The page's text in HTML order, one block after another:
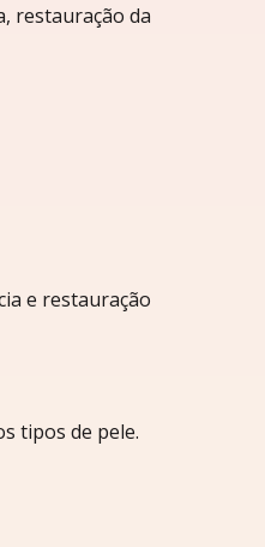
restauração da
e restauração
tipos de pele.